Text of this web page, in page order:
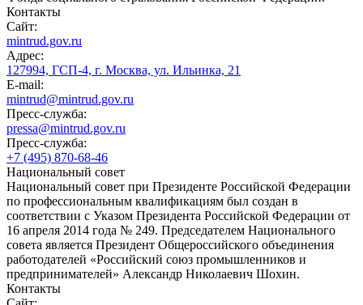
Контакты
Сайт:
mintrud.gov.ru
Адрес:
127994, ГСП-4, г. Москва, ул. Ильинка, 21
E-mail:
mintrud@mintrud.gov.ru
Пресс-служба:
pressa@mintrud.gov.ru
Пресс-служба:
+7 (495) 870-68-46
Национальный совет
Национальный совет при Президенте Российской Федерации
по профессиональным квалификациям был создан в
соответствии с Указом Президента Российской Федерации от
16 апреля 2014 года № 249. Председателем Национального
совета является Президент Общероссийского объединения
работодателей «Российский союз промышленников и
предпринимателей» Александр Николаевич Шохин.
Контакты